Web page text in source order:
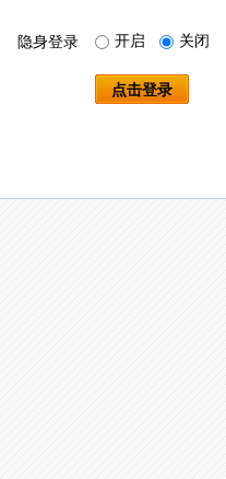
隐身登录 开启 关闭
点击登录